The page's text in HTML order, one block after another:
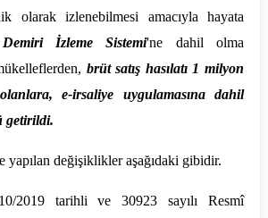
olarak izlenebilmesi amacıyla hayata
İzleme Sistemi'ne dahil olma
brüt satış hasılatı 1 milyon
e-irsaliye uygulamasına dahil
getirildi.
yapılan değişiklikler aşağıdaki gibidir.
2019 tarihli ve 30923 sayılı Resmî